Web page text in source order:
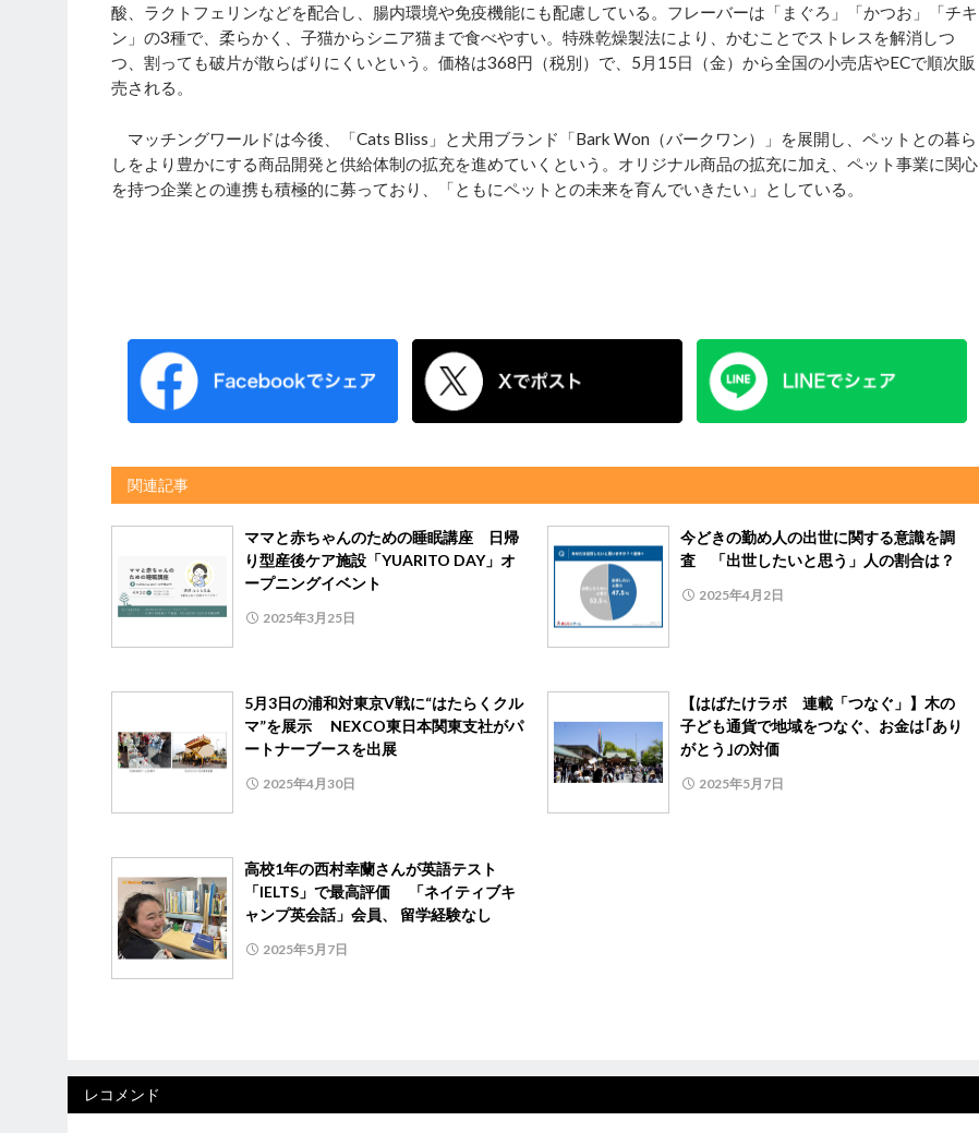
酸、ラクトフェリンなどを配合し、腸内環境や免疫機能にも配慮している。フレーバーは「まぐろ」「かつお」「チキ
ン」の3種で、柔らかく、子猫からシニア猫まで食べやすい。特殊乾燥製法により、かむことでストレスを解消しつ
つ、割っても破片が散らばりにくいという。価格は368円（税別）で、5月15日（金）から全国の小売店やECで順次販
売される。
マッチングワールドは今後、「Cats Bliss」と犬用ブランド「Bark Won（バークワン）」を展開し、ペットとの暮ら
しをより豊かにする商品開発と供給体制の拡充を進めていくという。オリジナル商品の拡充に加え、ペット事業に関心
を持つ企業との連携も積極的に募っており、「ともにペットとの未来を育んでいきたい」としている。
関連記事
ママと赤ちゃんのための睡眠講座 日帰
り型産後ケア施設「YUARITO DAY」オ
ープニングイベント
2025年3月25日
今どきの勤め人の出世に関する意識を調
査 「出世したいと思う」人の割合は？
2025年4月2日
5月3日の浦和対東京V戦に“はたらくクル
マ”を展示 NEXCO東日本関東支社がパ
ートナーブースを出展
2025年4月30日
【はばたけラボ 連載「つなぐ」】木の
子ども通貨で地域をつなぐ、お金は｢あり
がとう｣の対価
2025年5月7日
高校1年の西村幸蘭さんが英語テスト
「IELTS」で最高評価 「ネイティブキ
ャンプ英会話」会員、 留学経験なし
2025年5月7日
レコメンド